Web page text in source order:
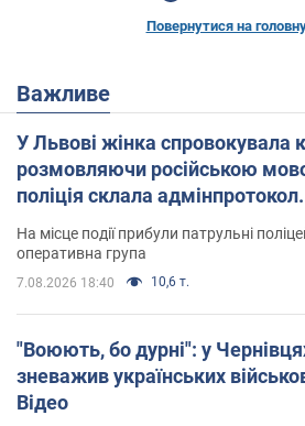
Повернутися на
Важливе
У Львові жінка спровокувала
розмовляючи російською
поліція склала
На місце події прибули патрульні
оперативна група
7.08.2026 18:40 10,6 т.
"Воюють, бо дурні": у
зневажив українських
Відео